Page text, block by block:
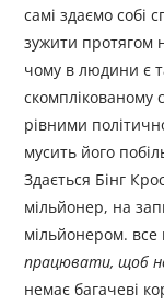
самі здаємо
зужити протягом
чому в людини є
скомплікованому
рівними
мусить його
Здається Бінг
мільйонер, на
мільйонером.
працювати, щоб
немає багачеві